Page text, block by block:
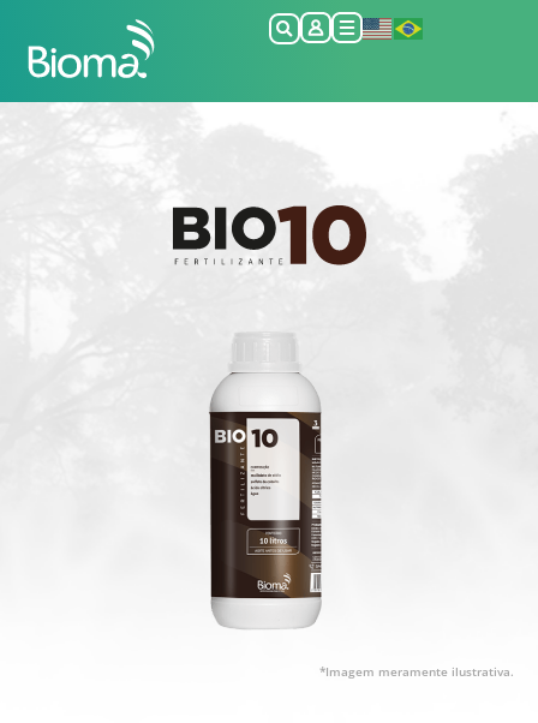
*Imagem meramente ilustrativa.